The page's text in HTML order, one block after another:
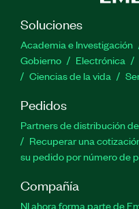
Soluciones
Academia e Investigación
Gobierno
Electrónica
Ciencias de la vida
Pedidos
Partners de distribución
Recuperar una
su pedido por número de
Compañía
NI ahora forma parte de